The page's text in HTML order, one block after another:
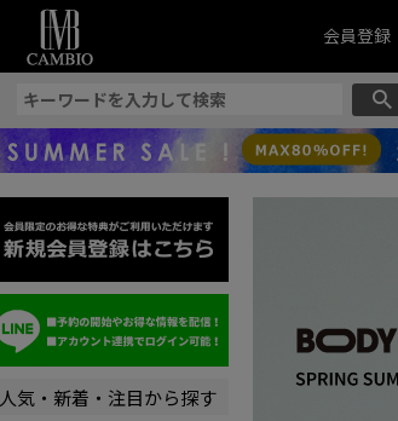
会員登録
人気・新着・注目から探す